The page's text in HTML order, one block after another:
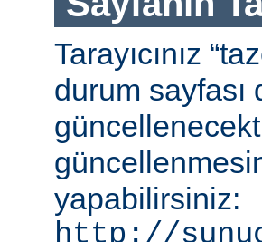
Tarayıcınız
durum sayfası
yapabilirsiniz:
http://